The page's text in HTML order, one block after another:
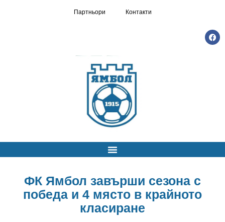
Партньори Контакти
ФК Ямбол завърши сезона с
победа и 4 място в крайното
класиране